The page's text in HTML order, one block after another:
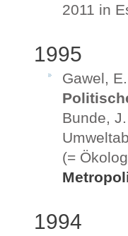
2011 in
1995
Gawel,
Bunde,
(=
1994